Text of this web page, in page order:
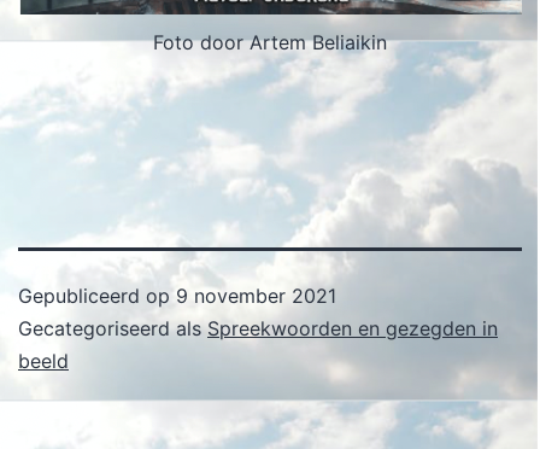
Foto door Artem Beliaikin
Gepubliceerd op 9 november 2021
Gecategoriseerd alsSpreekwoorden en gezegden in
beeld